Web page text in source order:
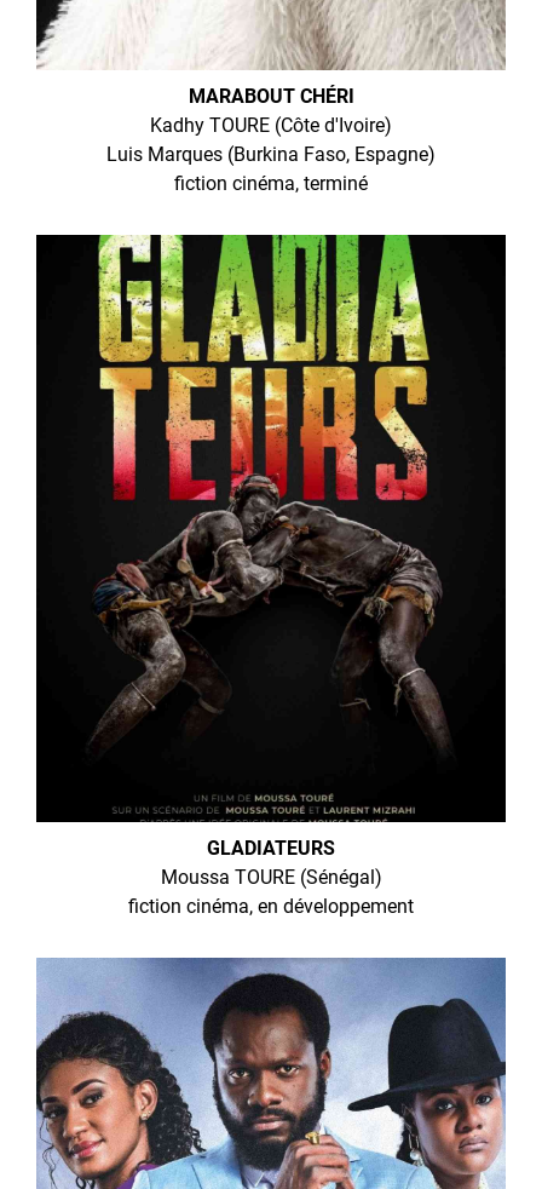
MARABOUT CHÉRI
Kadhy TOURE (Côte d'Ivoire)
Luis Marques (Burkina Faso, Espagne)
fiction cinéma, terminé
GLADIATEURS
Moussa TOURE (Sénégal)
fiction cinéma, en développement